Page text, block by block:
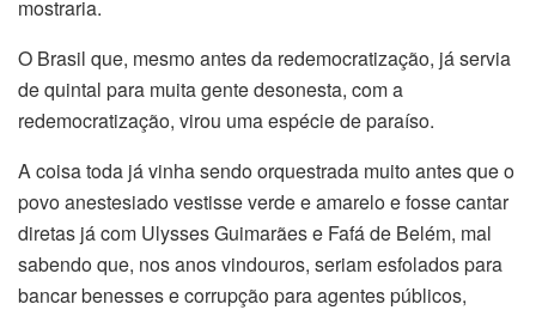
mostraria.
O Brasil que, mesmo antes da redemocratização, já servia
de quintal para muita gente desonesta, com a
redemocratização, virou uma espécie de paraíso.
A coisa toda já vinha sendo orquestrada muito antes que o
povo anestesiado vestisse verde e amarelo e fosse cantar
diretas já com Ulysses Guimarães e Fafá de Belém, mal
sabendo que, nos anos vindouros, seriam esfolados para
bancar benesses e corrupção para agentes públicos,